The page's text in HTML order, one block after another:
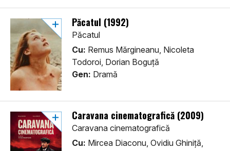
Păcatul (1992)
Păcatul
Cu: Remus Mărgineanu, Nicoleta
Todoroi, Dorian Boguță
Gen: Dramă
Caravana cinematografică (2009)
Caravana cinematografică
Cu: Mircea Diaconu, Ovidiu Ghiniță,